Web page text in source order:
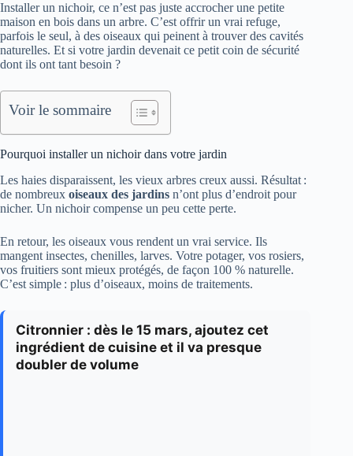
Installer un nichoir, ce n’est pas juste accrocher une petite
maison en bois dans un arbre. C’est offrir un vrai refuge,
parfois le seul, à des oiseaux qui peinent à trouver des cavités
naturelles. Et si votre jardin devenait ce petit coin de sécurité
dont ils ont tant besoin ?
Voir le sommaire
Pourquoi installer un nichoir dans votre jardin
Les haies disparaissent, les vieux arbres creux aussi. Résultat :
de nombreux oiseaux des jardins n’ont plus d’endroit pour
nicher. Un nichoir compense un peu cette perte.
En retour, les oiseaux vous rendent un vrai service. Ils
mangent insectes, chenilles, larves. Votre potager, vos rosiers,
vos fruitiers sont mieux protégés, de façon 100 % naturelle.
C’est simple : plus d’oiseaux, moins de traitements.
Citronnier : dès le 15 mars, ajoutez cet
ingrédient de cuisine et il va presque
doubler de volume